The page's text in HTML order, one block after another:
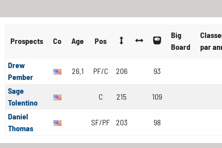
Prospects Co Age Pos
Big
Board
par
Drew
Pember
26.1 PF/C 206 93
Sage
Tolentino
C 215 109
Daniel
Thomas
SF/PF 203 98